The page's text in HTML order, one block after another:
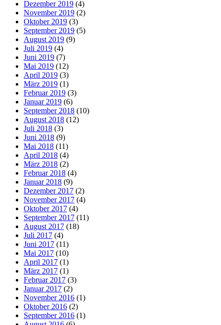
Dezember 2019 (4)
November 2019 (2)
Oktober 2019 (3)
September 2019 (5)
August 2019 (9)
Juli 2019 (4)
Juni 2019 (7)
Mai 2019 (12)
April 2019 (3)
März 2019 (1)
Februar 2019 (3)
Januar 2019 (6)
September 2018 (10)
August 2018 (12)
Juli 2018 (3)
Juni 2018 (9)
Mai 2018 (11)
April 2018 (4)
März 2018 (2)
Februar 2018 (4)
Januar 2018 (9)
Dezember 2017 (2)
November 2017 (4)
Oktober 2017 (4)
September 2017 (11)
August 2017 (18)
Juli 2017 (4)
Juni 2017 (11)
Mai 2017 (10)
April 2017 (1)
März 2017 (1)
Februar 2017 (3)
Januar 2017 (2)
November 2016 (1)
Oktober 2016 (2)
September 2016 (1)